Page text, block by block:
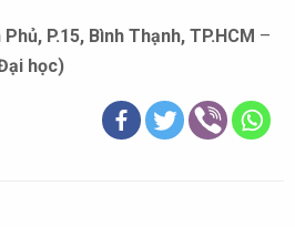
P.15, Bình Thạnh, TP.HCM –
học)